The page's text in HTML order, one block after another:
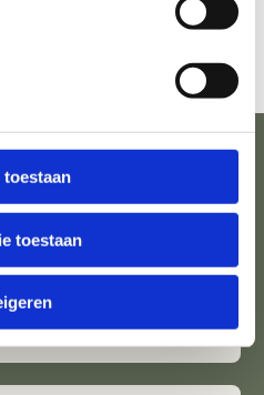
toestaan
volgen via